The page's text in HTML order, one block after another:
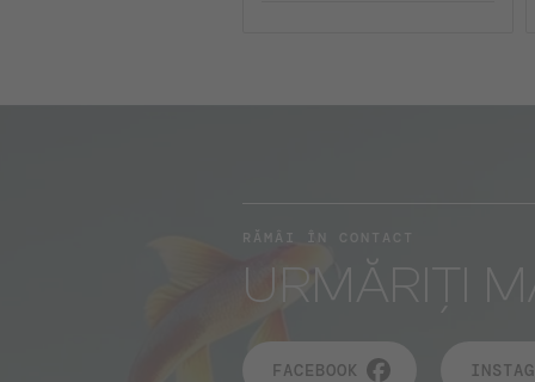
RĂMÂI ÎN CONTACT
URMĂRIȚI
FACEBOOK